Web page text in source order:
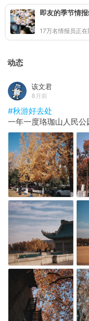
即友的季节情
动态
该文君
8月前
#秋游好去处
一年一度珞珈山人民公